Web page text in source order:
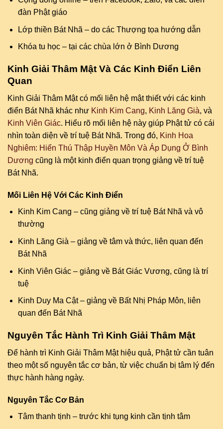
đàn Phật giáo
Lớp thiền Bát Nhã – do các Thượng tọa hướng dẫn
Khóa tu học – tại các chùa lớn ở Bình Dương
Kinh Giải Thâm Mật Và Các Kinh Điển Liên
Quan
Kinh Giải Thâm Mật có mối liên hệ mật thiết với các kinh
điển Bát Nhã khác như Kinh Kim Cang, Kinh Lăng Già, và
Kinh Viên Giác. Hiểu rõ mối liên hệ này giúp Phật tử có cái
nhìn toàn diện về trí tuệ Bát Nhã. Trong đó, Kinh Hoa
Nghiêm: Hiển Thú Thập Huyền Môn Và Áp Dụng Ở Bình
Dương cũng là một kinh điển quan trọng giảng về trí tuệ
Bát Nhã.
Mối Liên Hệ Với Các Kinh Điển
Kinh Kim Cang – cũng giảng về trí tuệ Bát Nhã và vô
thường
Kinh Lăng Già – giảng về tâm và thức, liên quan đến
Bát Nhã
Kinh Viên Giác – giảng về Bát Giác Vương, cũng là trí
tuệ
Kinh Duy Ma Cật – giảng về Bất Nhị Pháp Môn, liên
quan đến Bát Nhã
Nguyên Tắc Hành Trì Kinh Giải Thâm Mật
Để hành trì Kinh Giải Thâm Mật hiệu quả, Phật tử cần tuân
theo một số nguyên tắc cơ bản, từ việc chuẩn bị tâm lý đến
thực hành hàng ngày.
Nguyên Tắc Cơ Bản
Tâm thanh tịnh – trước khi tụng kinh cần tịnh tâm